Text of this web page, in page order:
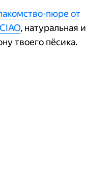
пюре от
, натуральная и
твоего пёсика.